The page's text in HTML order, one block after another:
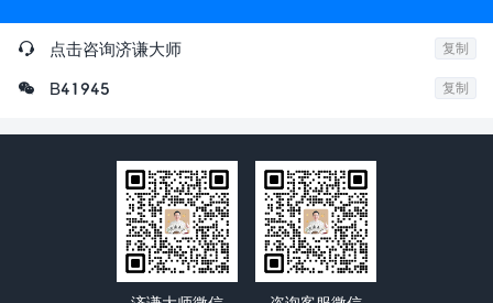
 点击咨询济谦大师 复制
 B41945 复制